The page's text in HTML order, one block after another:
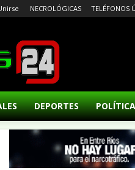
NECROLÓGICAS TELÉFONOS
DEPORTES POLÍTICA